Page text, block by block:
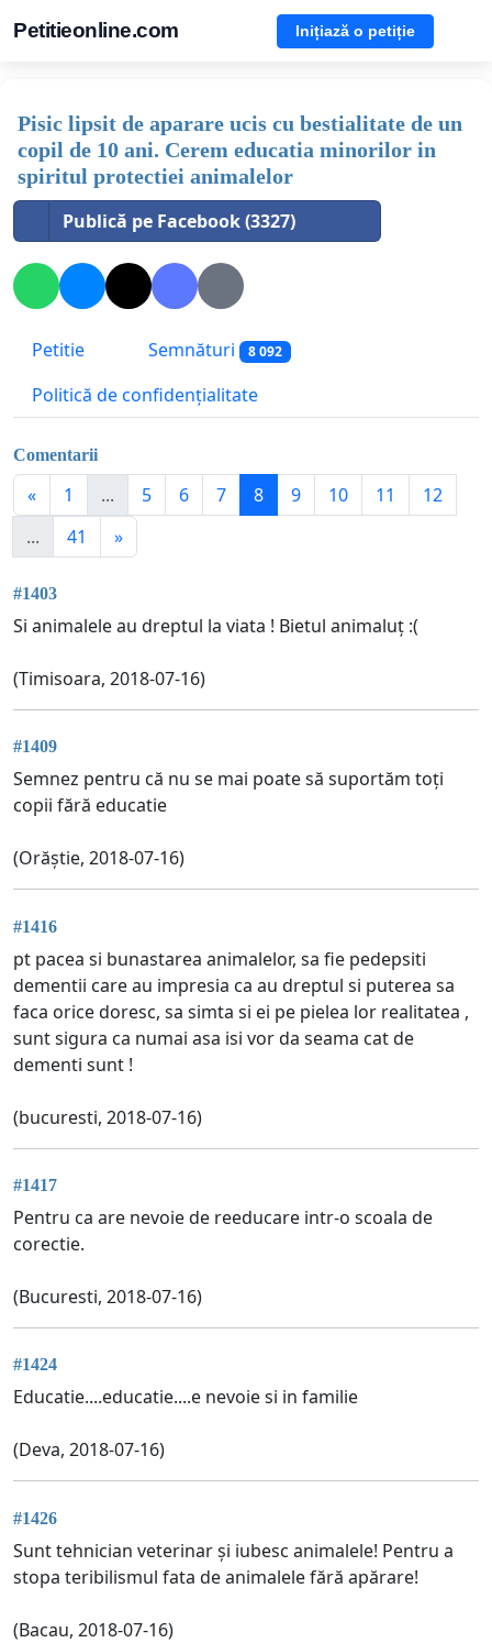
Petitieonline.com Inițiază o petiție
Pisic lipsit de aparare ucis cu bestialitate de un
copil de 10 ani. Cerem educatia minorilor in
spiritul protectiei animalelor
Publică pe Facebook (3327)
Petitie Semnături 8 092
Politică de confidențialitate
Comentarii
« 1 ... 5 6 7 8 9 10 11
12
...
41 »
#1403
Si animalele au dreptul la viata ! Bietul animaluț :(
(Timisoara, 2018-07-16)
#1409
Semnez pentru că nu se mai poate să suportăm toți
copii fără educatie
(Orăștie, 2018-07-16)
#1416
pt pacea si bunastarea animalelor, sa fie pedepsiti
dementii care au impresia ca au dreptul si puterea sa
faca orice doresc, sa simta si ei pe pielea lor realitatea ,
sunt sigura ca numai asa isi vor da seama cat de
dementi sunt !
(bucuresti, 2018-07-16)
#1417
Pentru ca are nevoie de reeducare intr-o scoala de
corectie.
(Bucuresti, 2018-07-16)
#1424
Educatie....educatie....e nevoie si in familie
(Deva, 2018-07-16)
#1426
Sunt tehnician veterinar și iubesc animalele! Pentru a
stopa teribilismul fata de animalele fără apărare!
(Bacau, 2018-07-16)